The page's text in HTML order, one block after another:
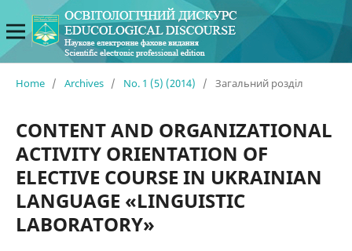
Home / Archives / No. 1 (5) (2014) / Загальний розділ
CONTENT AND ORGANIZATIONAL
ACTIVITY ORIENTATION OF
ELECTIVE COURSE IN UKRAINIAN
LANGUAGE «LINGUISTIC
LABORATORY»